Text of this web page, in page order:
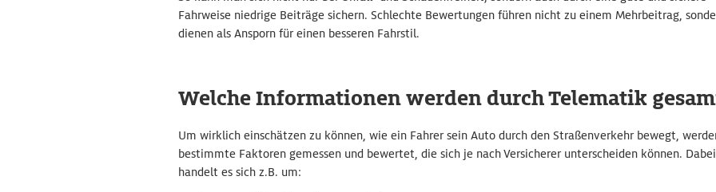
Fahrweise niedrige Beiträge sichern. Schlechte Bewertungen führen nicht zu einem Mehrbeitrag,
dienen als Ansporn für einen besseren Fahrstil.
Welche Informationen werden durch Telematik
Um wirklich einschätzen zu können, wie ein Fahrer sein Auto durch den Straßenverkehr bewegt,
bestimmte Faktoren gemessen und bewertet, die sich je nach Versicherer unterscheiden können. Dabei
handelt es sich z.B. um: